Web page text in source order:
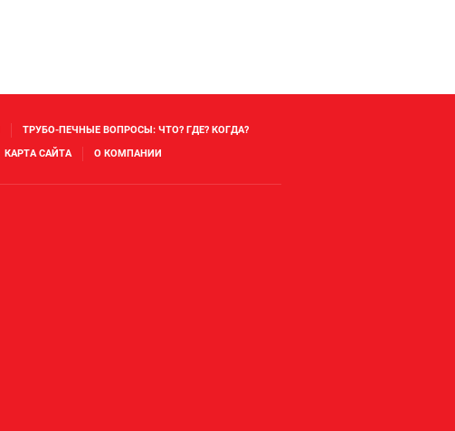
ТРУБО-ПЕЧНЫЕ ВОПРОСЫ: ЧТО? ГДЕ? КОГДА?
КАРТА САЙТА О КОМПАНИИ